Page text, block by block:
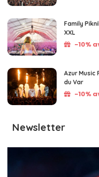
Family
XXL
-10%
Azur Music
du Var
-10%
Newsletter